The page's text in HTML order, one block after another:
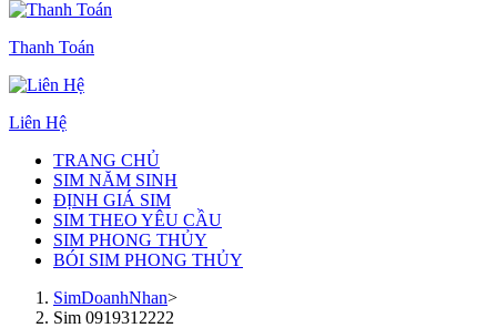
Thanh Toán
Liên Hệ
TRANG CHỦ
SIM NĂM SINH
ĐỊNH GIÁ SIM
SIM THEO YÊU CẦU
SIM PHONG THỦY
BÓI SIM PHONG THỦY
SimDoanhNhan>
Sim 0919312222